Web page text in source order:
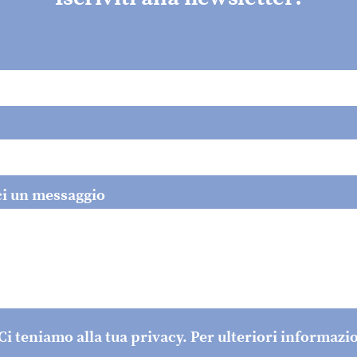
un messaggio
teniamo alla tua privacy. Per ulteriori